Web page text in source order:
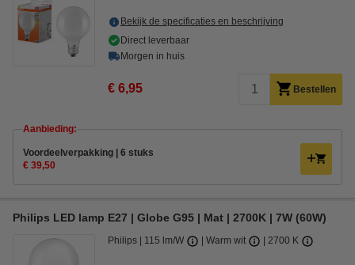
Bekijk de specificaties en beschrijving
Direct leverbaar
Morgen in huis
€ 6,95 Bestellen
Aanbieding:
Voordeelverpakking | 6 stuks
€ 39,50
Philips LED lamp E27 | Globe G95 | Mat | 2700K | 7W (60W)
Philips 115 lm/W Warm wit 2700 K